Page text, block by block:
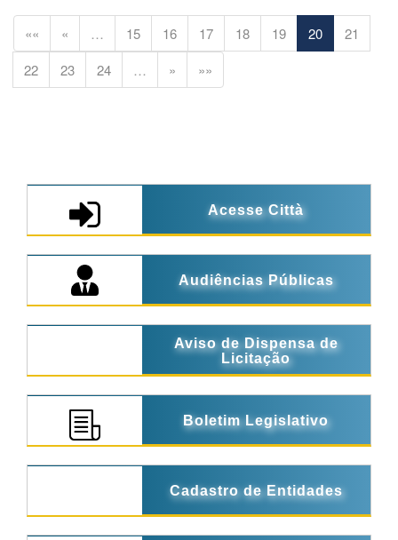
«« « … 15 16 17 18 19 20
21
22
23 24 … » »»
Acesse Città
Audiências Públicas
Aviso de Dispensa de
Licitação
Boletim Legislativo
Cadastro de Entidades